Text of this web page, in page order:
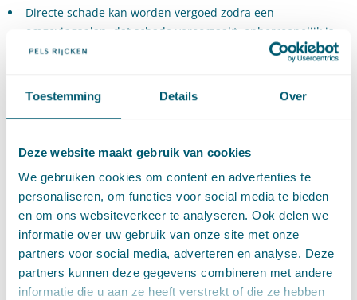
Toestemming Details Over
Deze website maakt gebruik van cookies
We gebruiken cookies om content en advertenties te
personaliseren, om functies voor social media te bieden
en om ons websiteverkeer te analyseren. Ook delen we
informatie over uw gebruik van onze site met onze
partners voor social media, adverteren en analyse. Deze
partners kunnen deze gegevens combineren met andere
informatie die u aan ze heeft verstrekt of die ze hebben
Directe schade kan worden vergoed zodra een
omgevingsplan, dat schade veroorzaakt, onherroepelijk is
geworden. Dit sluit aan op de huidige praktijk.
door een ontwikkeling in de buurt van het eigen terrein)
kan worden verzocht op het moment dat de activiteit wordt
het plan die daadwerkelijk worden geëffectueerd, voor
Minister is dat een belangrijke voorwaarde om flexibele en
globale plannen te kunnen maken en om
uitnodigingsplanologie van de grond te krijgen. De mogelijk
maximale uitwerking van een plan is daarmee niet meer
relevant.
Aanvullend op en in tegenstelling tot de regeling in de Awb